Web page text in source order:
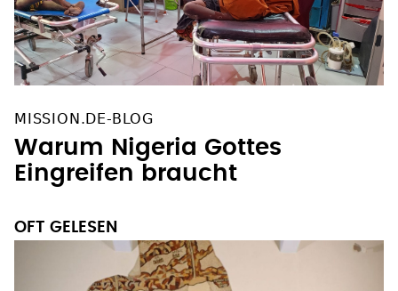
MISSION.DE-BLOG
Warum Nigeria Gottes
Eingreifen braucht
OFT GELESEN